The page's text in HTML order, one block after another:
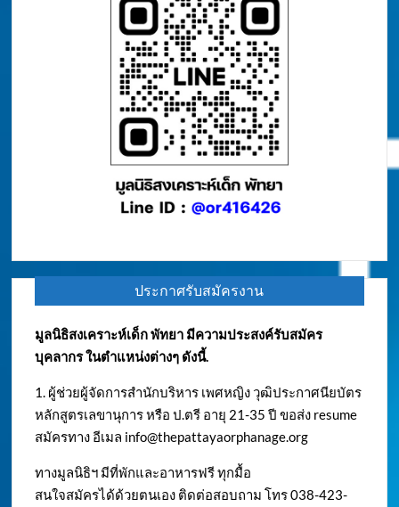
ประกาศรับสมัครงาน
มูลนิธิสงเคราะห์เด็ก พัทยา มีความประสงค์รับสมัคร
บุคลากร ในตำแหน่งต่างๆ ดังนี้.
1. ผู้ช่วยผู้จัดการสำนักบริหาร เพศหญิง วุฒิประกาศนียบัตร
หลักสูตรเลขานุการ หรือ ป.ตรี อายุ 21-35 ปี ขอส่ง resume
สมัครทาง อีเมล info@thepattayaorphanage.org
ทางมูลนิธิฯ มีที่พักและอาหารฟรี ทุกมื้อ
สนใจสมัครได้ด้วยตนเอง ติดต่อสอบถาม โทร 038-423-